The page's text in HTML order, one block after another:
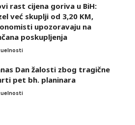
rast cijena goriva u BiH:
već skuplji od 3,20 KM,
upozoravaju na
poskupljenja
Dan žalosti zbog tragične
pet bh. planinara